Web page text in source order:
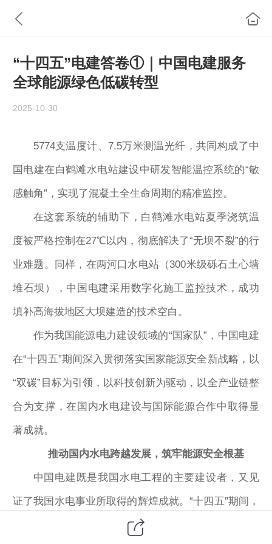
“十四五”电建答卷①｜中国电建服务
全球能源绿色低碳转型
2025-10-30
5774支温度计、7.5万米测温光纤，共同构成了中
国电建在白鹤滩水电站建设中研发智能温控系统的“敏
感触角”，实现了混凝土全生命周期的精准监控。
在这套系统的辅助下，白鹤滩水电站夏季浇筑温
度被严格控制在27℃以内，彻底解决了“无坝不裂”的行
业难题。同样，在两河口水电站（300米级砾石土心墙
堆石坝），中国电建采用数字化施工监控技术，成功
填补高海拔地区大坝建造的技术空白。
作为我国能源电力建设领域的“国家队”，中国电建
在“十四五”期间深入贯彻落实国家能源安全新战略，以
“双碳”目标为引领，以科技创新为驱动，以全产业链整
合为支撑，在国内水电建设与国际能源合作中取得显
著成就。
推动国内水电跨越发展，筑牢能源安全根基
中国电建既是我国水电工程的主要建设者，又见
证了我国水电事业所取得的辉煌成就。“十四五”期间，
中国电建推动我国水电装机规模实现跨越式增长，尤